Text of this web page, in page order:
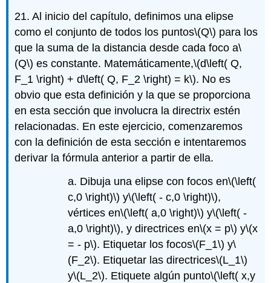
21. Al inicio del capítulo, definimos una elipse
como el conjunto de todos los puntos\(Q\) para los
que la suma de la distancia desde cada foco a\
(Q\) es constante. Matemáticamente,\(d\left( Q,
F_1 \right) + d\left( Q, F_2 \right) = k\). No es
obvio que esta definición y la que se proporciona
en esta sección que involucra la directrix estén
relacionadas. En este ejercicio, comenzaremos
con la definición de esta sección e intentaremos
derivar la fórmula anterior a partir de ella.
a. Dibuja una elipse con focos en\(\left(
c,0 \right)\) y\(\left( - c,0 \right)\),
vértices en\(\left( a,0 \right)\) y\(\left( -
a,0 \right)\), y directrices en\(x = p\) y\(x
= - p\). Etiquetar los focos\(F_1\) y\
(F_2\). Etiquetar las directrices\(L_1\)
y\(L_2\). Etiquete algún punto\(\left( x,y